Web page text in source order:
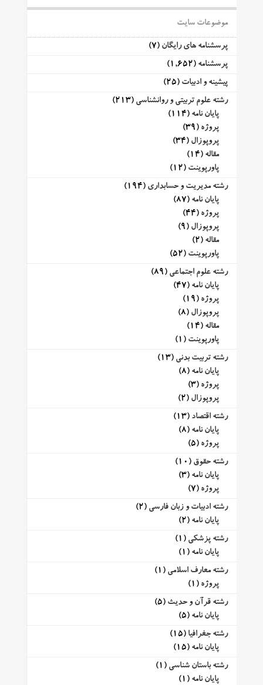
موضوعات سایت
پرسشنامه های رایگان (7)
پرسشنامه (1,652)
پیشینه و ادبیات (25)
رشته علوم تربیتی و روانشناسی (213)
پایان نامه (114)
پروژه (39)
پروپوزال (34)
مقاله (14)
پاورپوینت (12)
رشته مدیریت و حسابداری (194)
پایان نامه (87)
پروژه (44)
پروپوزال (9)
مقاله (2)
پاورپوینت (52)
رشته علوم اجتماعی (89)
پایان نامه (47)
پروژه (19)
پروپوزال (8)
مقاله (14)
پاورپوینت (1)
رشته تربیت بدنی (13)
پایان نامه (8)
پروژه (3)
پروپوزال (2)
رشته اقتصاد (13)
پایان نامه (8)
پروژه (5)
رشته حقوق (10)
پایان نامه (3)
پروژه (7)
رشته ادبیات و زبان فارسی (2)
پایان نامه (2)
رشته پزشکی (1)
پایان نامه (1)
رشته معارف اسلامی (1)
پروژه (1)
رشته قرآن و حدیث (5)
پایان نامه (5)
رشته جغرافیا (15)
پایان نامه (15)
رشته باستان شناسی (1)
پایان نامه (1)